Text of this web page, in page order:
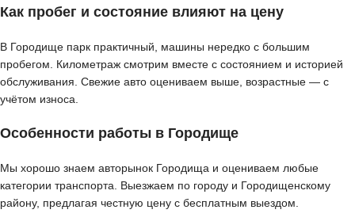
Как пробег и состояние влияют на цену
В Городище парк практичный, машины нередко с большим
пробегом. Километраж смотрим вместе с состоянием и историей
обслуживания. Свежие авто оцениваем выше, возрастные — с
учётом износа.
Особенности работы в Городище
Мы хорошо знаем авторынок Городища и оцениваем любые
категории транспорта. Выезжаем по городу и Городищенскому
району, предлагая честную цену с бесплатным выездом.